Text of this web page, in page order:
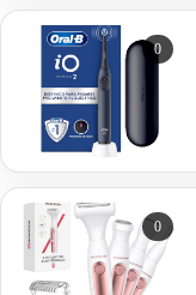
0
0